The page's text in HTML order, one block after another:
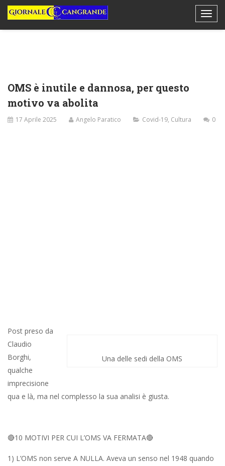
OMS è inutile e dannosa, per questo
motivo va abolita
17 Aprile 2025 Angelo Paratico Covid-19, Cultura 0
Una delle sedi della OMS
Post preso da
Claudio
Borghi,
qualche
imprecisione
qua e là, ma nel complesso la sua analisi è giusta.
🔴10 MOTIVI PER CUI L’OMS VA FERMATA🔴
1) L’OMS non serve A NULLA. Aveva un senso nel 1948 quando